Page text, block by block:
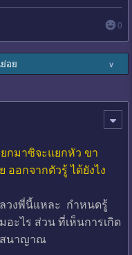
0
อย ∨
กมาซิจะแยกหัว ขา
อกจากตัวรู้ ได้ยังไง
วงพี่นี้แหละ กำหนดรู้
ะไร ส่วน ที่เห็นการเกิด
สนาญาณ